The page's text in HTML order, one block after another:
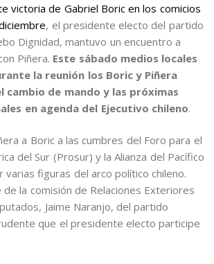
victoria de Gabriel Boric en los comicios
, el presidente electo del partido
Dignidad, mantuvo un encuentro a
Piñera. Este sábado medios locales
la reunión los Boric y Piñera
cambio de mando y las próximas
en agenda del Ejecutivo chileno.
a Boric a las cumbres del Foro para el
del Sur (Prosur) y la Alianza del Pacífico
varias figuras del arco político chileno.
la comisión de Relaciones Exteriores
Jaime Naranjo, del partido
que el presidente electo participe